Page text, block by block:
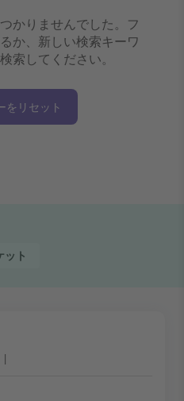
かりませんでした。フ
か、新しい検索キーワ
索してください。
をリセット
ット